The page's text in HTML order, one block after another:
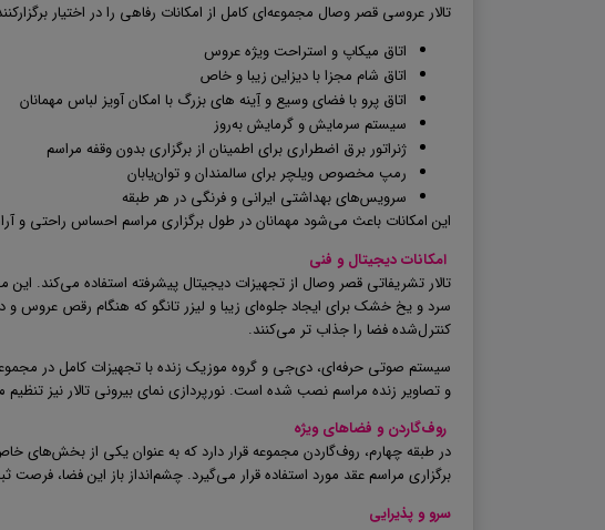
تالار عروسی قصر وصال مجموعه‌ای کامل از امکانات رفاهی را در اختیار
اتاق میکاپ و استراحت ویژه عروس
اتاق شام مجزا با دیزاین زیبا و خاص
اتاق پرو با فضای وسیع و آِینه های بزرگ با امکان آویز لباس مهمانان
سیستم سرمایش و گرمایش به‌روز
ژنراتور برق اضطراری برای اطمینان از برگزاری بدون وقفه مراسم
رمپ مخصوص ویلچر برای سالمندان و توان‌یابان
سرویس‌های بهداشتی ایرانی و فرنگی در هر طبقه
این امکانات باعث می‌شود مهمانان در طول برگزاری مراسم احساس راحتی و
امکانات دیجیتال و فنی
تالار تشریفاتی قصر وصال از تجهیزات دیجیتال پیشرفته استفاده می‌کند.
سرد و یخ خشک برای ایجاد جلوه‌ای زیبا و لیزر تانگو که هنگام رقص عروس
کنترل‌شده فضا را جذاب تر می‌کنند.
سیستم صوتی حرفه‌ای، دی‌جی و گروه موزیک زنده با تجهیزات کامل در
و تصاویر زنده مراسم نصب شده است. نورپردازی نمای بیرونی تالار نیز
روف‌گاردن و فضاهای ویژه
در طبقه چهارم، روف‌گاردن مجموعه قرار دارد که به عنوان یکی از بخش‌های
برگزاری مراسم عقد مورد استفاده قرار می‌گیرد. چشم‌انداز باز این فضا،
سرو و پذیرایی